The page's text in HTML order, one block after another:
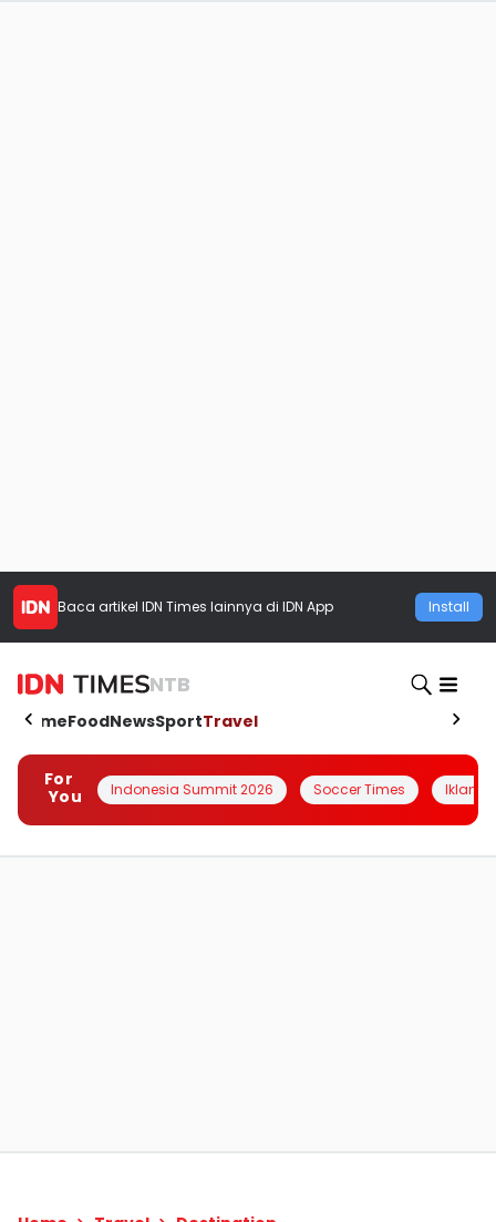
Baca artikel IDN Times lainnya di IDN App Install
NTB
HomeFoodNewsSportTravel
For
You
Indonesia Summit 2026 Soccer Times Iklanin